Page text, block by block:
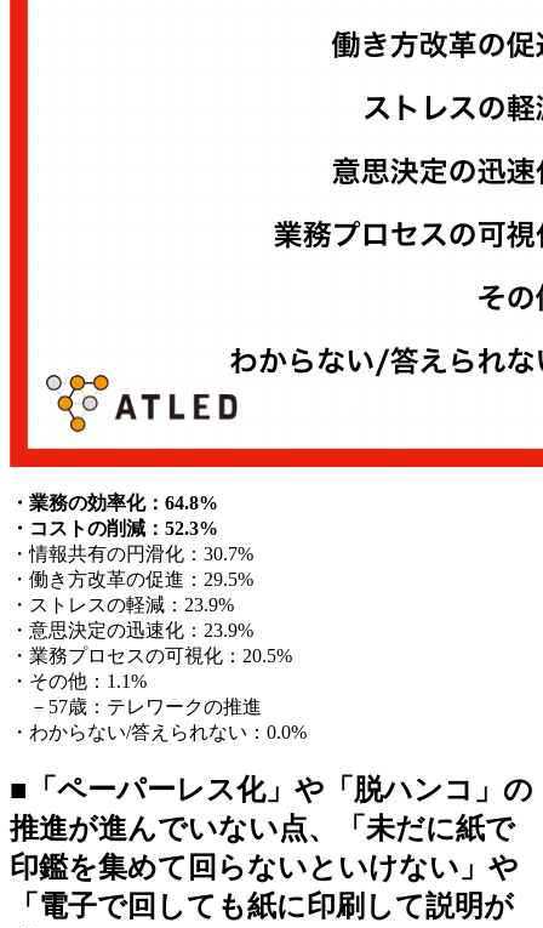
・業務の効率化：64.8%
・コストの削減：52.3%
・情報共有の円滑化：30.7%
・働き方改革の促進：29.5%
・ストレスの軽減：23.9%
・意思決定の迅速化：23.9%
・業務プロセスの可視化：20.5%
・その他：1.1%
－57歳：テレワークの推進
・わからない/答えられない：0.0%
■「ペーパーレス化」や「脱ハンコ」の
推進が進んでいない点、「未だに紙で
印鑑を集めて回らないといけない」や
「電子で回しても紙に印刷して説明が